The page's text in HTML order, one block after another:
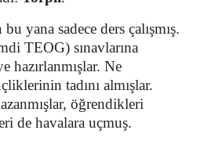
yana sadece ders çalışmış.
TEOG) sınavlarına
hazırlanmışlar. Ne
tadını almışlar.
öğrendikleri
de havalara uçmuş.